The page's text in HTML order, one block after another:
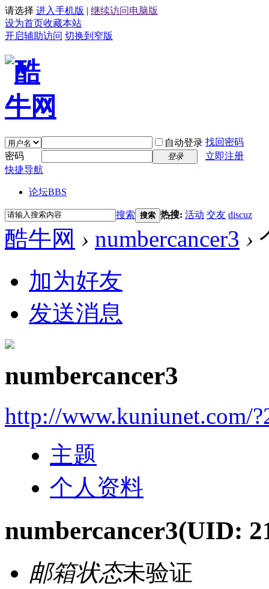
请选择 进入手机版 | 继续访问电脑版
设为首页收藏本站
开启辅助访问 切换到窄版
自动登录 找回密码
密码
登录
立即注册
快捷导航
论坛BBS
搜索 搜索 热搜: 活动 交友 discuz
酷牛网 › numbercancer3 ›
加为好友
发送消息
numbercancer3
http://www.kuniunet.com/
主题
个人资料
numbercancer3(UID:
邮箱状态未验证